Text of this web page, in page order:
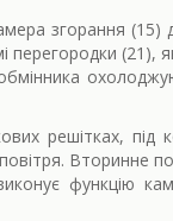
згорання
(21),
решітках, під
Вторинне
функцію